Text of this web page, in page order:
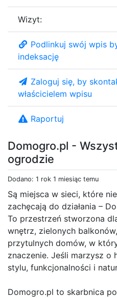
Domogro.pl -
ogrodzie
Dodano: 1 rok 1 miesiąc temu
Są miejsca w sieci, które
zachęcają do działania –
To przestrzeń stworzona
wnętrz, zielonych
przytulnych domów, w
znaczenie. Jeśli marzysz o
stylu, funkcjonalności i
Domogro.pl to skarbnica
Wizyt:
Podlinkuj swój wpis
indeksację
Zaloguj się, by
właścicielem wpisu
Raportuj